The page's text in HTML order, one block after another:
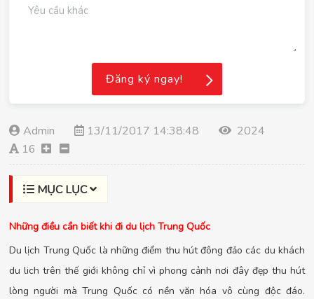
Admin 13/11/2017 14:38:48
2024
16
MỤC LỤC
Những điều cần biết khi đi du lịch Trung Quốc
Du lịch Trung Quốc là những điểm thu hút đông đảo các du khách
du lich trên thế giới không chỉ vì phong cảnh nơi đây đẹp thu hút
lòng người mà Trung Quốc có nền văn hóa vô cùng độc đáo.
Đăng ký ngay!